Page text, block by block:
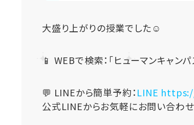
大盛り上がりの授業でした☺
📱 WEBで検索：「ヒューマンキャン
💬 LINEから簡単予約：LINE
公式LINEからお気軽にお問い合わせ